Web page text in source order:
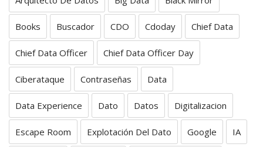
Books Buscador CDO Cdoday Chief Data
Chief Data Officer Chief Data Officer Day
Ciberataque Contraseñas Data
Data Experience Dato Datos Digitalizacion
Escape Room Explotación Del Dato Google IA